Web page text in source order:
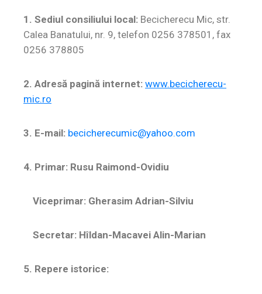
1. Sediul consiliului local: Becicherecu Mic, str.
Calea Banatului, nr. 9, telefon 0256 378501, fax
0256 378805
2. Adresă pagină internet: www.becicherecu-
mic.ro
3. E-mail: becicherecumic@yahoo.com
4. Primar: Rusu Raimond-Ovidiu
Viceprimar: Gherasim Adrian-Silviu
Secretar: Hîldan-Macavei Alin-Marian
5. Repere istorice: